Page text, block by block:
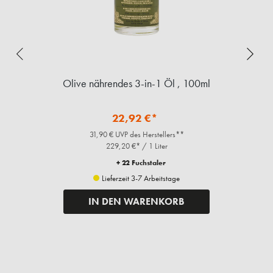
Olive nährendes 3-in-1 Öl , 100ml
22,92 €*
31,90 € UVP des Herstellers**
229,20 €* / 1 Liter
+ 22 Fuchstaler
Lieferzeit 3-7 Arbeitstage
IN DEN WARENKORB